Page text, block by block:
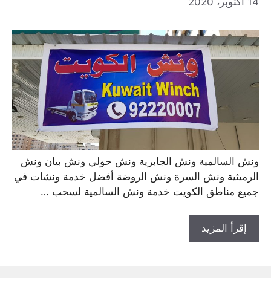
ونش السالمية ونش الجابرية ونش حولي ونش بيان ونش
الرميثية ونش السرة ونش الروضة أفضل خدمة ونشات في
جميع مناطق الكويت خدمة ونش السالمية لسحب …
إقرأ المزيد